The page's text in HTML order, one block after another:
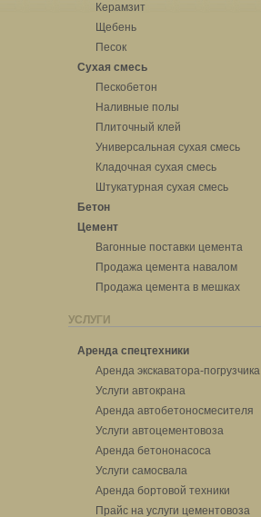
Керамзит
Щебень
Песок
Сухая смесь
Пескобетон
Наливные полы
Плиточный клей
Универсальная сухая смесь
Кладочная сухая смесь
Штукатурная сухая смесь
Бетон
Цемент
Вагонные поставки цемента
Продажа цемента навалом
Продажа цемента в мешках
УСЛУГИ
Аренда спецтехники
Аренда экскаватора-погрузчика
Услуги автокрана
Аренда автобетоносмесителя
Услуги автоцементовоза
Аренда бетононасоса
Услуги самосвала
Аренда бортовой техники
Прайс на услуги цементовоза